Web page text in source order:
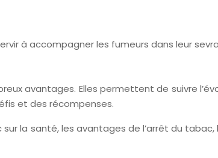
à accompagner les fumeurs dans leur
avantages. Elles permettent de suivre
et des récompenses.
la santé, les avantages de l’arrêt du